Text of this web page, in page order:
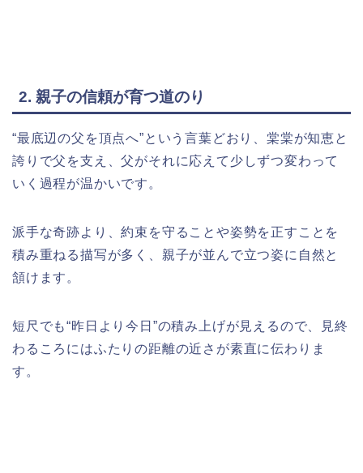
2. 親子の信頼が育つ道のり
“最底辺の父を頂点へ”という言葉どおり、棠棠が知恵と
誇りで父を支え、父がそれに応えて少しずつ変わって
いく過程が温かいです。
派手な奇跡より、約束を守ることや姿勢を正すことを
積み重ねる描写が多く、親子が並んで立つ姿に自然と
頷けます。
短尺でも“昨日より今日”の積み上げが見えるので、見終
わるころにはふたりの距離の近さが素直に伝わりま
す。